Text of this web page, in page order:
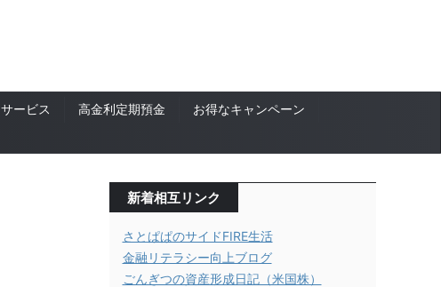
サービス 高金利定期預金
お得なキャンペーン
新着相互リンク
さとぱぱのサイドFIRE生活
金融リテラシー向上ブログ
ごんぎつの資産形成日記（米国株）